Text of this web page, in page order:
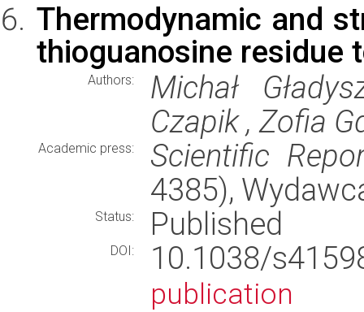
Thermodynamic and
thioguanosine residue
Authors:
Michał
Czapik , Zofia
Academic press:
Scientific
4385),
Status: Published
DOI: 10.1038/
publication